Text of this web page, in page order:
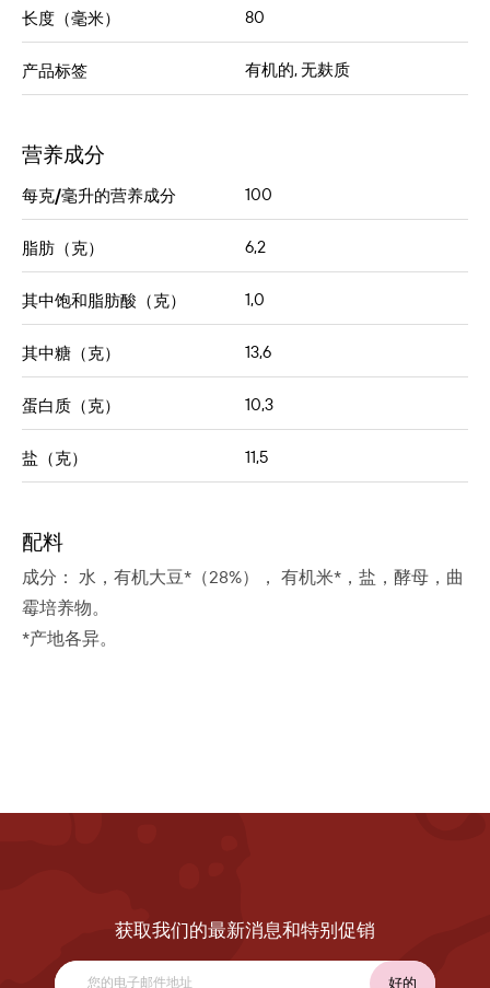
长度（毫米） 80
产品标签 有机的, 无麸质
营养成分
每克/毫升的营养成分 100
脂肪（克） 6,2
其中饱和脂肪酸（克） 1,0
其中糖（克） 13,6
蛋白质（克） 10,3
盐（克） 11,5
配料
成分： 水， 有机大豆*（28%）， 有机米*，盐，酵母，曲
霉培养物。
*产地各异。
获取我们的最新消息和特别促销